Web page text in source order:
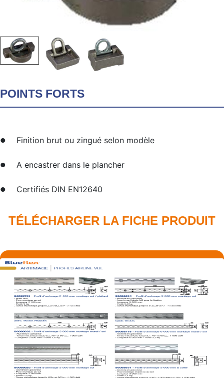
POINTS FORTS
Finition brut ou zingué selon modèle
A encastrer dans le plancher
Certifiés DIN EN12640
TÉLÉCHARGER LA FICHE PRODUIT​